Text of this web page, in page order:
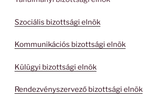
Szociális bizottsági elnök
Kommunikációs bizottsági elnök
Külügyi bizottsági elnök
Rendezvényszervező bizottsági elnök